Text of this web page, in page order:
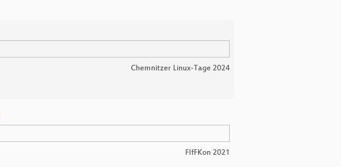
Chemnitzer Linux-Tage 2024
FIfFKon 2021